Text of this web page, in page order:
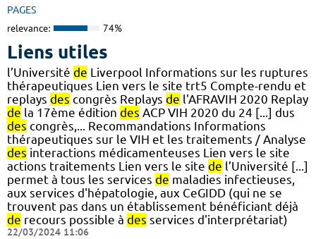
PAGES
relevance: 74%
Liens utiles
l’Université de Liverpool Informations sur les ruptures
thérapeutiques Lien vers le site trt5 Compte-rendu et
replays des congrès Replays de l'AFRAVIH 2020 Replay
de la 17ème édition des ACP VIH 2020 du 24 [...] dus
des congrès,... Recommandations Informations
thérapeutiques sur le VIH et les traitements / Analyse
des interactions médicamenteuses Lien vers le site
actions traitements Lien vers le site de l’Université [...]
permet à tous les services de maladies infectieuses,
aux services d'hépatologie, aux CeGIDD (qui ne se
trouvent pas dans un établissement bénéficiant déjà
de recours possible à des services d'interprétariat)
22/03/2024 11:06